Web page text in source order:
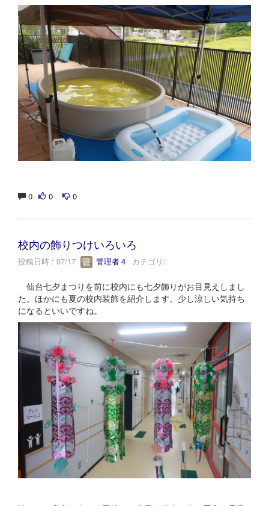
0 0 0
校内の飾りつけいろいろ
投稿日時 : 07/17 管理者４ カテゴリ:
仙台七夕まつりを前に校内にも七夕飾りがお目見えしまし
た。ほかにも夏の校内装飾を紹介します。少し涼しい気持ち
になるといいですね。